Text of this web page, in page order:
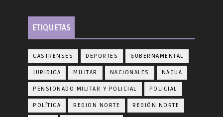
ETIQUETAS
CASTRENSES DEPORTES GUBERNAMENTAL
JURIDICA MILITAR NACIONALES NAGUA
PENSIONADO MILITAR Y POLICIAL POLICIAL
POLÍTICA REGION NORTE REGIÓN NORTE